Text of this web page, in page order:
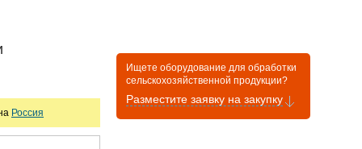
Россия
Ищете оборудование для обработки
сельскохозяйственной продукции?
Разместите заявку на закупку